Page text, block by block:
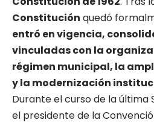
Constitución quedó
entró en vigencia,
vinculadas con la
régimen municipal, la
y la modernización
Durante el curso de la última
el presidente de la